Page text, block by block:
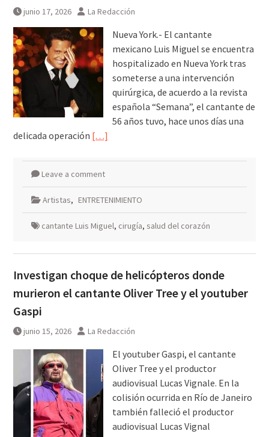
junio 17, 2026 La Redacción
Nueva York.- El cantante
mexicano Luis Miguel se encuentra
hospitalizado en Nueva York tras
someterse a una intervención
quirúrgica, de acuerdo a la revista
española “Semana”, el cantante de
56 años tuvo, hace unos días una
delicada operación […]
Leave a comment
Artistas, ENTRETENIMIENTO
cantante Luis Miguel, cirugía, salud del corazón
Investigan choque de helicópteros donde
murieron el cantante Oliver Tree y el youtuber
Gaspi
junio 15, 2026 La Redacción
El youtuber Gaspi, el cantante
Oliver Tree y el productor
audiovisual Lucas Vignale. En la
colisión ocurrida en Río de Janeiro
también falleció el productor
audiovisual Lucas Vignal